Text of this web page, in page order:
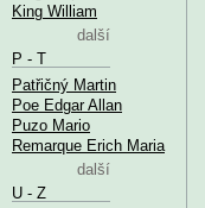
King William
další
P - T
Patřičný Martin
Poe Edgar Allan
Puzo Mario
Remarque Erich Maria
další
U - Z